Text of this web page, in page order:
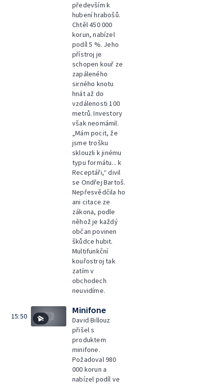
především k
hubení hrabošů.
Chtěl 450 000
korun, nabízel
podíl 5 %. Jeho
přístroj je
schopen kouř ze
zapáleného
sirného knotu
hnát až do
vzdálenosti 100
metrů. Investory
však neomámil.
„Mám pocit, že
jsme trošku
sklouzli k jinému
typu formátu... k
Receptáři,“ divil
se Ondřej Bartoš.
Nepřesvědčila ho
ani citace ze
zákona, podle
něhož je každý
občan povinen
škůdce hubit.
Multifunkční
kouřostroj tak
zatím v
obchodech
neuvidíme.
15:50
Minifone
David Billouz
přišel s
produktem
minifone.
Požadoval 980
000 korun a
nabízel podíl ve